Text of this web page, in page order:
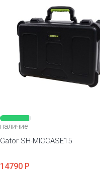
наличие
Gator SH-MICCASE15
14790 Р